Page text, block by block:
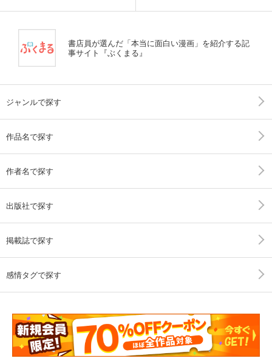
書店員が選んだ「本当に面白い漫画」を紹介する記
事サイト『ぶくまる』
ジャンルで探す
作品名で探す
作者名で探す
出版社で探す
掲載誌で探す
感情タグで探す